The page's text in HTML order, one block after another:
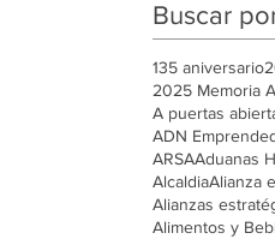
Buscar
135 aniversario
2025 Memoria
A puertas
ADN
ARSAAduanas
AlcaldiaAlianza
Alianzas
Alimentos y